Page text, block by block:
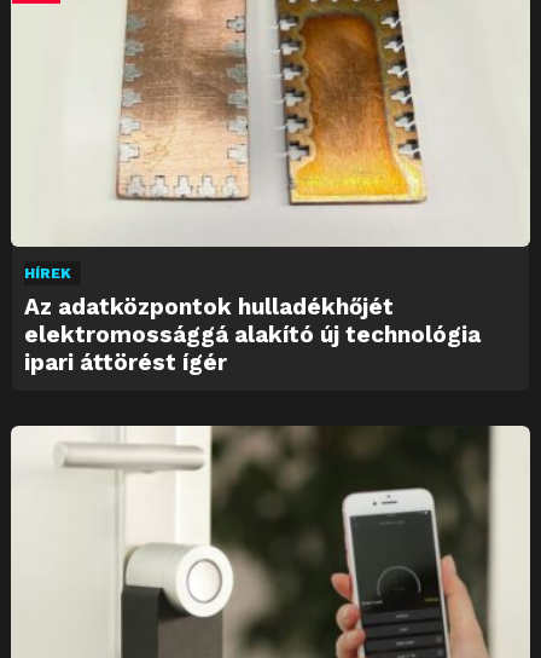
HÍREK
Az adatközpontok hulladékhőjét
elektromossággá alakító új technológia
ipari áttörést ígér